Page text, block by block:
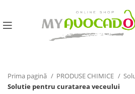
Prima pagină PRODUSE CHIMICE
Solutie pentru curatarea veceului